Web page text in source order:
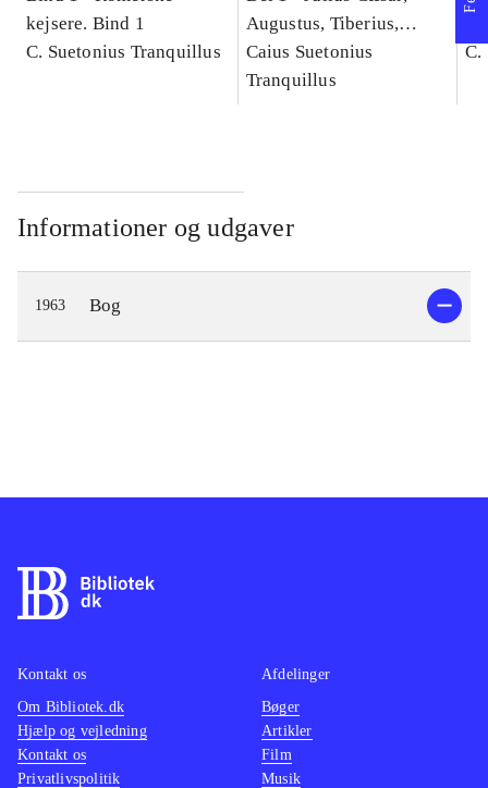
kejsere. Bind 1
C. Suetonius Tranquillus
Augustus, Tiberius,
Caligula
Caius Suetonius
Tranquillus
C.
Informationer og udgaver
1963 Bog
Kontakt os
Om Bibliotek.dk
Hjælp og vejledning
Kontakt os
Privatlivspolitik
Afdelinger
Bøger
Artikler
Film
Musik